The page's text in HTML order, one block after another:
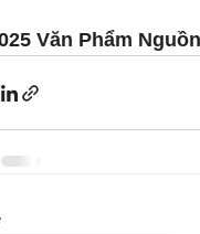
Văn Phẩm